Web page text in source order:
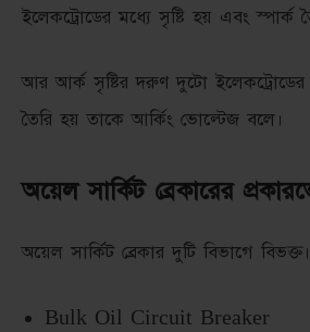
ইলেকট্রোডের মধ্যে সৃষ্টি হয় এবং স্পার্ক
আর আর্ক সৃষ্টির দরুণ দুটো ইলেকট্রোডের
তৈরি হয় তাকে আর্কিং ভোল্টেজ বলে।
অয়েল সার্কিট ব্রেকারের
অয়েল সার্কিট ব্রেকার দুটি বিভাগে
Bulk Oil Circuit Breaker